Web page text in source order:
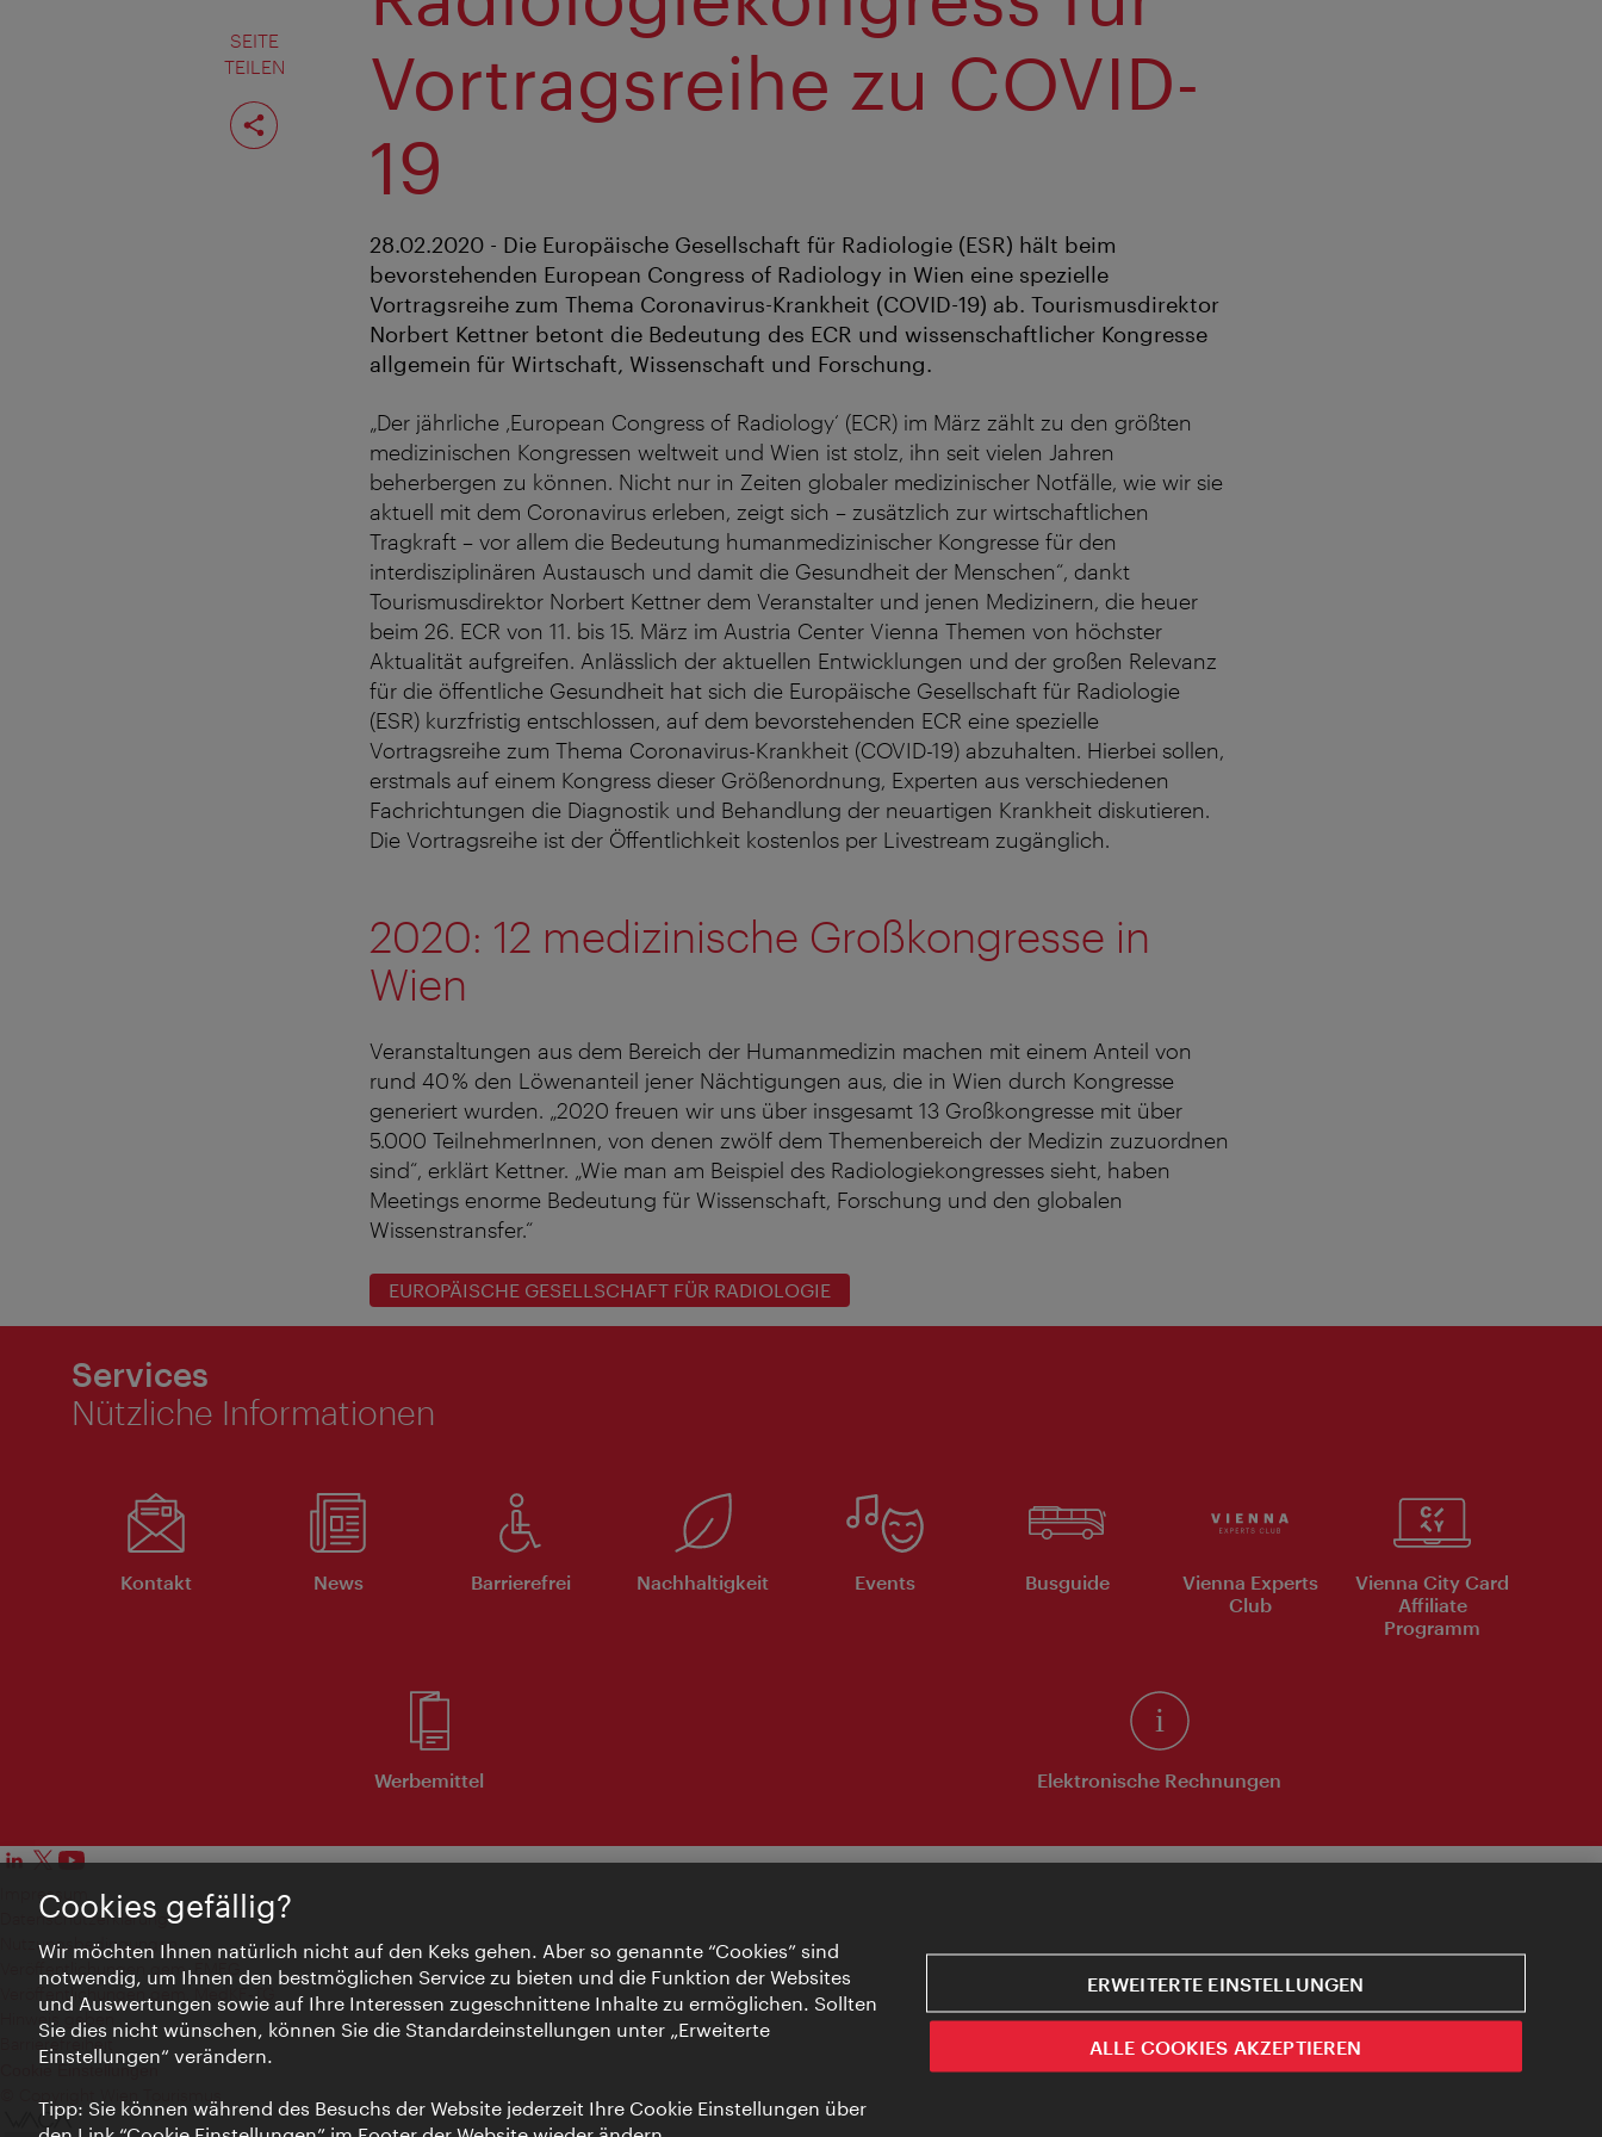
SEITE
TEILEN
Seite
teilen
Vortragsreihe zu COVID-
19
28.02.2020 - Die Europäische Gesellschaft für Radiologie (ESR) hält beim
bevorstehenden European Congress of Radiology in Wien eine spezielle
Vortragsreihe zum Thema Coronavirus-Krankheit (COVID-19) ab. Tourismusdirektor
Norbert Kettner betont die Bedeutung des ECR und wissenschaftlicher Kongresse
allgemein für Wirtschaft, Wissenschaft und Forschung.
„Der jährliche ‚European Congress of Radiology‘ (ECR) im März zählt zu den größten
medizinischen Kongressen weltweit und Wien ist stolz, ihn seit vielen Jahren
beherbergen zu können. Nicht nur in Zeiten globaler medizinischer Notfälle, wie wir sie
aktuell mit dem Coronavirus erleben, zeigt sich – zusätzlich zur wirtschaftlichen
Tragkraft – vor allem die Bedeutung humanmedizinischer Kongresse für den
interdisziplinären Austausch und damit die Gesundheit der Menschen“, dankt
Tourismusdirektor Norbert Kettner dem Veranstalter und jenen Medizinern, die heuer
beim 26. ECR von 11. bis 15. März im Austria Center Vienna Themen von höchster
Aktualität aufgreifen. Anlässlich der aktuellen Entwicklungen und der großen Relevanz
für die öffentliche Gesundheit hat sich die Europäische Gesellschaft für Radiologie
(ESR) kurzfristig entschlossen, auf dem bevorstehenden ECR eine spezielle
Vortragsreihe zum Thema Coronavirus-Krankheit (COVID-19) abzuhalten. Hierbei sollen,
erstmals auf einem Kongress dieser Größenordnung, Experten aus verschiedenen
Fachrichtungen die Diagnostik und Behandlung der neuartigen Krankheit diskutieren.
Die Vortragsreihe ist der Öffentlichkeit kostenlos per Livestream zugänglich.
2020: 12 medizinische Großkongresse in
Wien
Veranstaltungen aus dem Bereich der Humanmedizin machen mit einem Anteil von
rund 40 % den Löwenanteil jener Nächtigungen aus, die in Wien durch Kongresse
generiert wurden. „2020 freuen wir uns über insgesamt 13 Großkongresse mit über
5.000 TeilnehmerInnen, von denen zwölf dem Themenbereich der Medizin zuzuordnen
sind“, erklärt Kettner. „Wie man am Beispiel des Radiologiekongresses sieht, haben
Meetings enorme Bedeutung für Wissenschaft, Forschung und den globalen
Wissenstransfer.“
EUROPÄISCHE GESELLSCHAFT FÜR RADIOLOGIE
Services
Nützliche Informationen
Kontakt News Barrierefrei Nachhaltigkeit Events Busguide
Vienna Experts
Club
Vienna City Card
Affiliate
Programm
Werbemittel Elektronische Rechnungen
Impressum
Datenschutzerklärung
Nutzungsbedingungen
Veröffentlichungen gem. EMFG
Veröffentlichungen gem. MedKF‑TG
Hinweis geben
Barrierefreiheit
Cookie Einstellungen
Cookies gefällig?
Wir möchten Ihnen natürlich nicht auf den Keks gehen. Aber so genannte “Cookies” sind
notwendig, um Ihnen den bestmöglichen Service zu bieten und die Funktion der Websites
und Auswertungen sowie auf Ihre Interessen zugeschnittene Inhalte zu ermöglichen. Sollten
Sie dies nicht wünschen, können Sie die Standardeinstellungen unter „Erweiterte
Einstellungen“ verändern.
Tipp: Sie können während des Besuchs der Website jederzeit Ihre Cookie Einstellungen über
ERWEITERTE EINSTELLUNGEN
ALLE COOKIES AKZEPTIEREN